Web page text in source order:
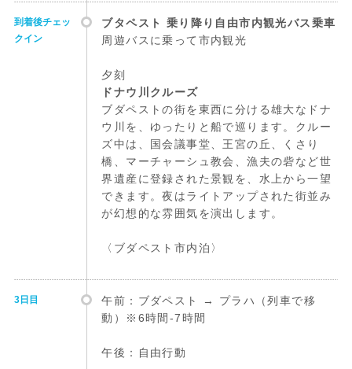
到着後チェッ
クイン
ブタペスト 乗り降り自由市内観光バス乗車
周遊バスに乗って市内観光
夕刻
ドナウ川クルーズ
ブダペストの街を東西に分ける雄大なドナ
ウ川を、ゆったりと船で巡ります。クルー
ズ中は、国会議事堂、王宮の丘、くさり
橋、マーチャーシュ教会、漁夫の砦など世
界遺産に登録された景観を、水上から一望
できます。夜はライトアップされた街並み
が幻想的な雰囲気を演出します。
〈ブダペスト市内泊〉
3日目
午前：ブダペスト → プラハ（列車で移
動）※6時間-7時間
午後：自由行動